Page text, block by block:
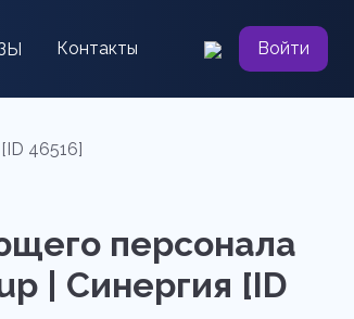
Контакты Войти
46516]
персонала
| Синергия [ID